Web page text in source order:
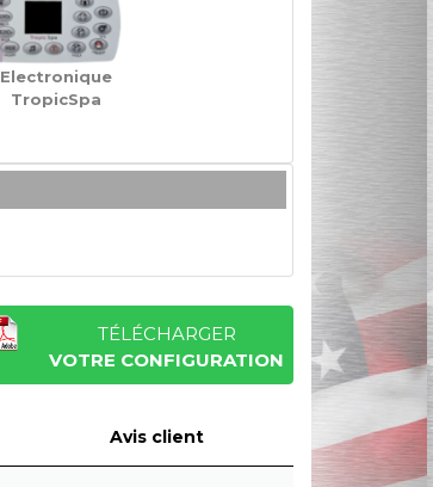
Electronique
TropicSpa
TÉLÉCHARGER
VOTRE CONFIGURATION
Avis client